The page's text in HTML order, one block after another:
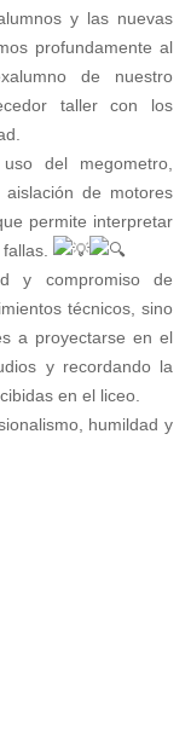
y las nuevas
profundamente al
de nuestro
taller con los
del megometro,
de motores
permite interpretar
y compromiso de
técnicos, sino
a proyectarse en el
y recordando la
en el liceo.
humildad y